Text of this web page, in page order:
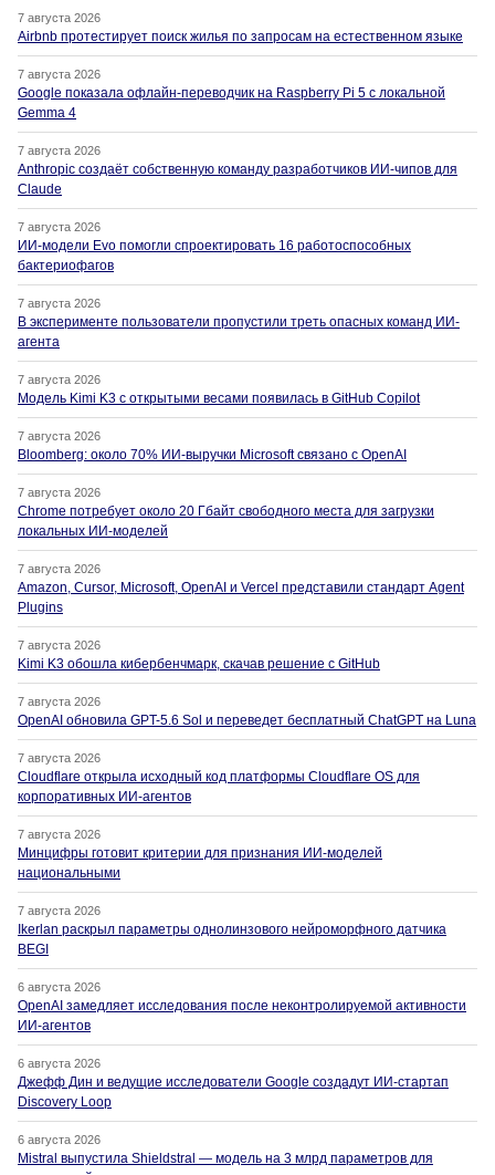
7 августа 2026
Airbnb протестирует поиск жилья по запросам на естественном языке
7 августа 2026
Google показала офлайн-переводчик на Raspberry Pi 5 с локальной
Gemma 4
7 августа 2026
Anthropic создаёт собственную команду разработчиков ИИ-чипов для
Claude
7 августа 2026
ИИ-модели Evo помогли спроектировать 16 работоспособных
бактериофагов
7 августа 2026
В эксперименте пользователи пропустили треть опасных команд ИИ-
агента
7 августа 2026
Модель Kimi K3 с открытыми весами появилась в GitHub Copilot
7 августа 2026
Bloomberg: около 70% ИИ-выручки Microsoft связано с OpenAI
7 августа 2026
Chrome потребует около 20 Гбайт свободного места для загрузки
локальных ИИ-моделей
7 августа 2026
Amazon, Cursor, Microsoft, OpenAI и Vercel представили стандарт Agent
Plugins
7 августа 2026
Kimi K3 обошла кибербенчмарк, скачав решение с GitHub
7 августа 2026
OpenAI обновила GPT-5.6 Sol и переведет бесплатный ChatGPT на Luna
7 августа 2026
Cloudflare открыла исходный код платформы Cloudflare OS для
корпоративных ИИ-агентов
7 августа 2026
Минцифры готовит критерии для признания ИИ-моделей
национальными
7 августа 2026
Ikerlan раскрыл параметры однолинзового нейроморфного датчика
BEGI
6 августа 2026
OpenAI замедляет исследования после неконтролируемой активности
ИИ-агентов
6 августа 2026
Джефф Дин и ведущие исследователи Google создадут ИИ-стартап
Discovery Loop
6 августа 2026
Mistral выпустила Shieldstral — модель на 3 млрд параметров для